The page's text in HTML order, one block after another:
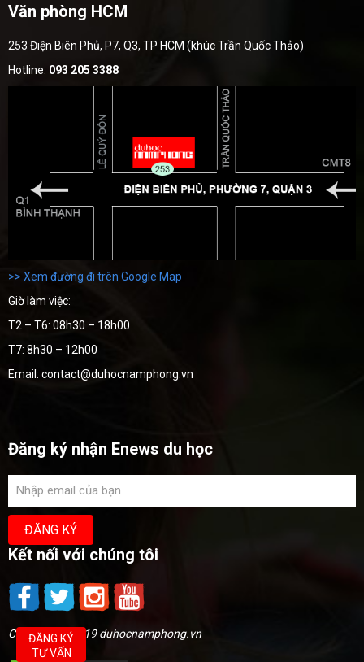
Văn phòng HCM
253 Điện Biên Phủ, P7, Q3, TP HCM (khúc Trần Quốc Thảo)
Hotline: 093 205 3388
>> Xem đường đi trên Google Map
Giờ làm việc:
T2 – T6: 08h30 – 18h00
T7: 8h30 – 12h00
Email: contact@duhocnamphong.vn
Đăng ký nhận Enews du học
Kết nối với chúng tôi
Copyright @2019 duhocnamphong.vn
ĐĂNG KÝ
TƯ VẤN